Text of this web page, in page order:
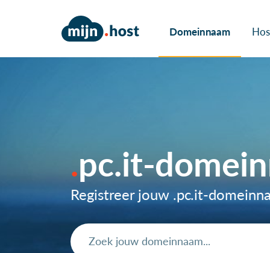
Domeinnaam
pc.it-
Registreer jouw .pc.it-